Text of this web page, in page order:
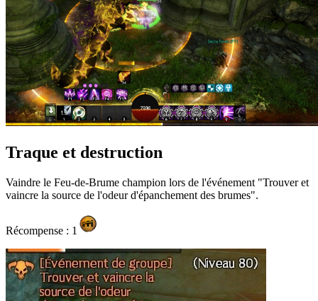
Traque et destruction
Vaindre le Feu-de-Brume champion lors de l'événement "Trouver et
vaincre la source de l'odeur d'épanchement des brumes".
Récompense : 1